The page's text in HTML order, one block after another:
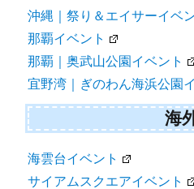
沖縄｜祭り＆エイサーイベ
那覇イベント
那覇｜奥武山公園イベント
宜野湾｜ぎのわん海浜公園
海
海雲台イベント
サイアムスクエアイベント